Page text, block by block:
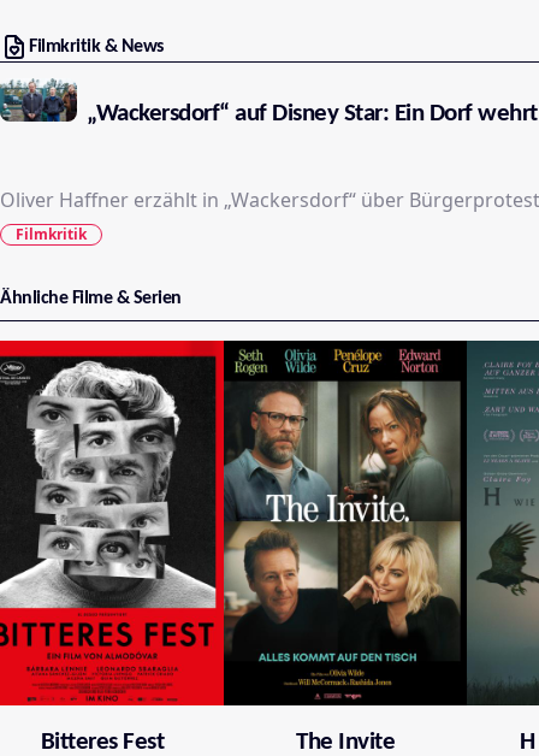
Filmkritik & News
„Wackersdorf“ auf Disney Star: Ein Dorf
Oliver Haffner erzählt in „Wackersdorf“ über
Filmkritik
Ähnliche Filme & Serien
Bitteres Fest The Invite